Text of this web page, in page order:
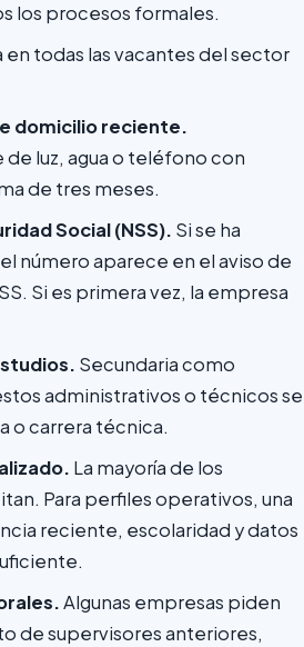
los procesos formales.
en todas las vacantes del sector
domicilio reciente.
luz, agua o teléfono con
de tres meses.
Social (NSS). Si se ha
número aparece en el aviso de
Si es primera vez, la empresa
Secundaria como
administrativos o técnicos se
o carrera técnica.
La mayoría de los
Para perfiles operativos, una
reciente, escolaridad y datos
Algunas empresas piden
de supervisores anteriores,